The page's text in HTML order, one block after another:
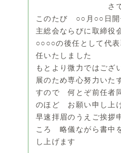
さて
このたび ○○月○○日開
主総会ならびに取締役
○○○○の後任として代
任いたしました
もとより微力ではご
展のため専心努力いた
すので 何とぞ前任者
のほど お願い申し上
早速拝眉のうえご挨拶
ころ 略儀ながら書中
し上げます